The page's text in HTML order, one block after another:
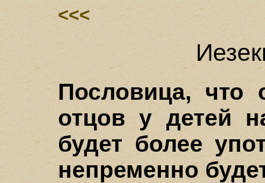
<<<
Пословица, что
отцов у детей
будет более
непременно